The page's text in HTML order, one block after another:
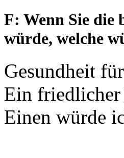
F: Wenn Sie die
würde, welche
Gesundheit
Ein
Einen würde